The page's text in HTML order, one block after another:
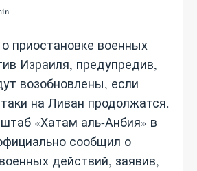
приостановке военных
Израиля, предупредив,
возобновлены, если
на Ливан продолжатся.
«Хатам аль-Анбия» в
сообщил о
действий, заявив,